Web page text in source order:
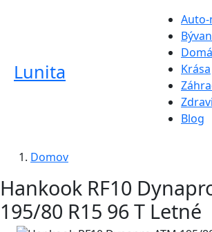
Lunita
Krása
Blog
Domov
Hankook RF10
195/80 R15 96 T Letné